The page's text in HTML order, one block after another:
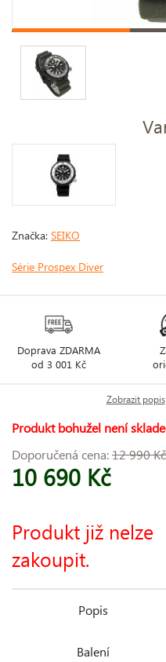
Značka: SEIKO
Série Prospex Diver
Doprava ZDARMA
od 3 001 Kč
Zobrazit popis
Produkt bohužel není
Doporučená cena:12 990 Kč
10 690 Kč
Produkt již nelze
zakoupit.
Popis
Balení